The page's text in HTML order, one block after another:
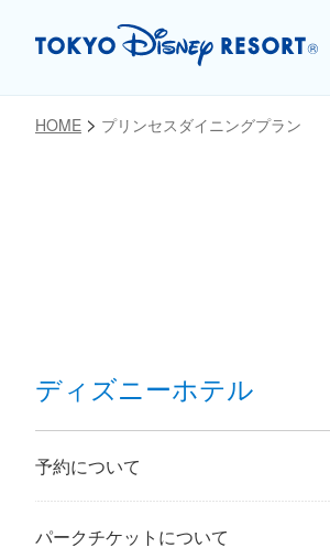
HOME プリンセスダイニングプラン
ディズニーホテル
予約について
パークチケットについて